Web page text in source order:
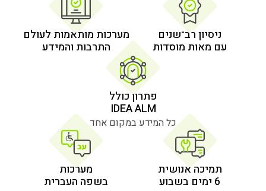
מוסדות
מערכות מותאמות לעולם
התרבות והמידע
כל המידע במקום אחד
מערכות
בשפה העברית